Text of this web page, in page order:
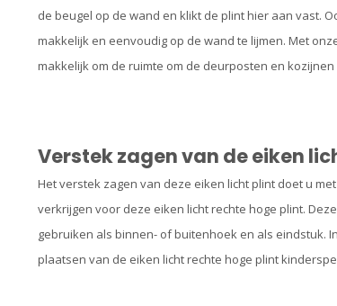
de beugel op de wand en klikt de plint hier aan vast.
makkelijk en eenvoudig op de wand te lijmen. Met
makkelijk om de ruimte om de deurposten en
Verstek zagen van de eiken
Het verstek zagen van deze eiken licht plint doet u
verkrijgen voor deze eiken licht rechte hoge plint.
gebruiken als binnen- of buitenhoek en als eindstuk.
plaatsen van de eiken licht rechte hoge plint